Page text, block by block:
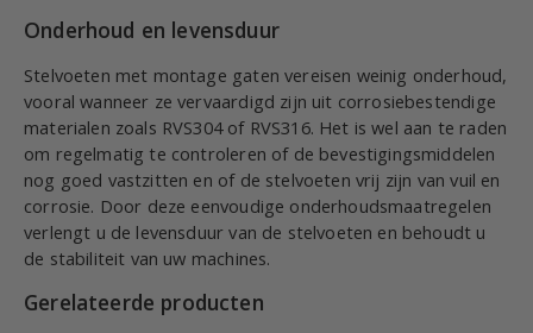
Onderhoud en levensduur
Stelvoeten met montage gaten vereisen weinig onderhoud,
vooral wanneer ze vervaardigd zijn uit corrosiebestendige
materialen zoals RVS304 of RVS316. Het is wel aan te raden
om regelmatig te controleren of de bevestigingsmiddelen
nog goed vastzitten en of de stelvoeten vrij zijn van vuil en
corrosie. Door deze eenvoudige onderhoudsmaatregelen
verlengt u de levensduur van de stelvoeten en behoudt u
de stabiliteit van uw machines.
Gerelateerde producten